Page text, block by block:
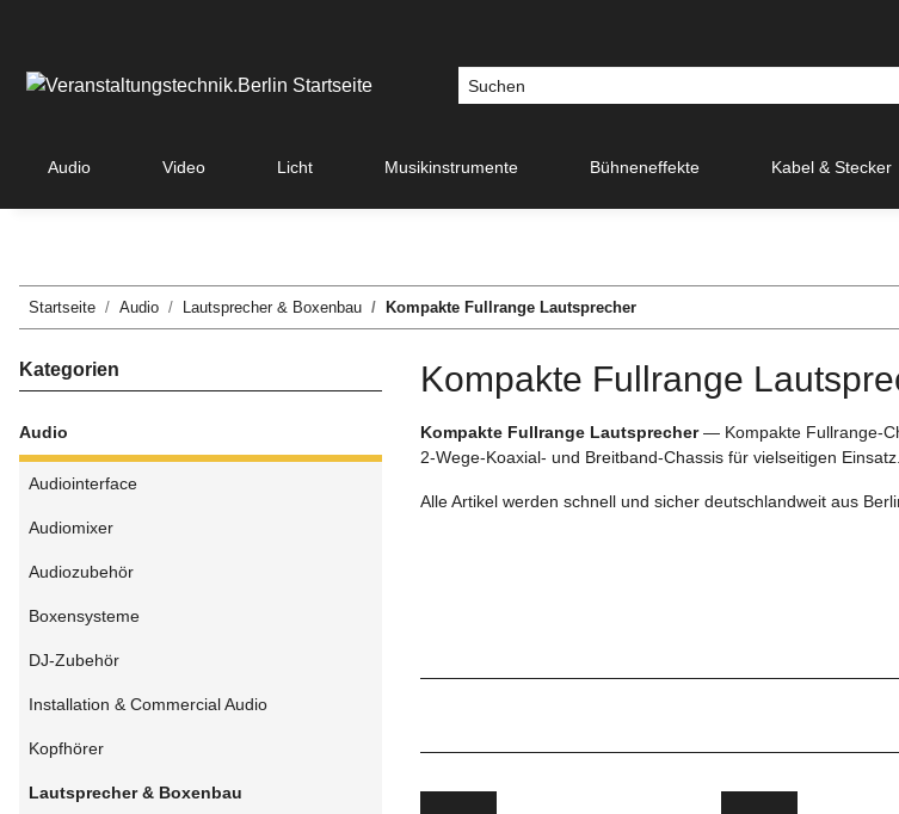
Audio Video Licht Musikinstrumente Bühneneffekte Kabel & Stecker
Startseite Audio Lautsprecher & Boxenbau Kompakte Fullrange Lautsprecher
Kompakte Fullrange
Kompakte Fullrange Lautsprecher— Kompakte Fullrange-
2-Wege-Koaxial- und Breitband-Chassis für vielseitigen
Alle Artikel werden schnell und sicher deutschlandweit aus
Kategorien
Audio
Audiointerface
Audiomixer
Audiozubehör
Boxensysteme
DJ-Zubehör
Installation & Commercial Audio
Kopfhörer
Lautsprecher & Boxenbau